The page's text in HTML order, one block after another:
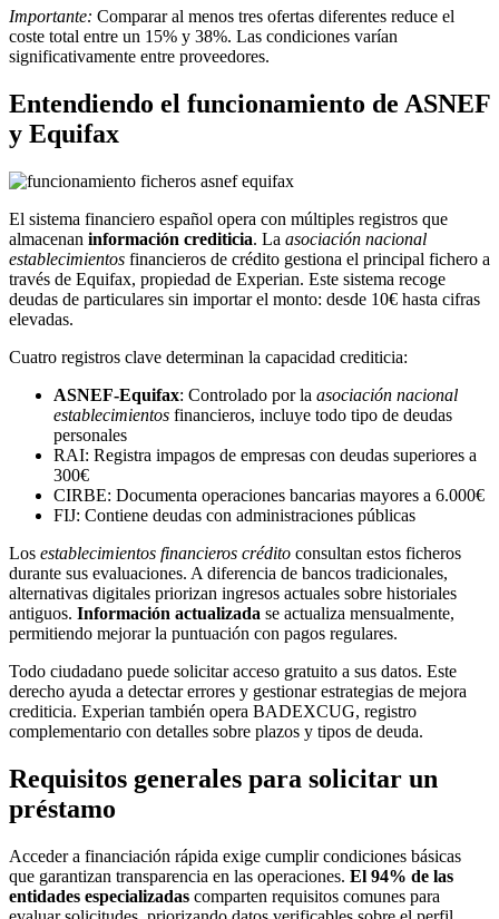
Importante: Comparar al menos tres ofertas diferentes reduce el
coste total entre un 15% y 38%. Las condiciones varían
significativamente entre proveedores.
Entendiendo el funcionamiento de ASNEF
y Equifax
El sistema financiero español opera con múltiples registros que
almacenan información crediticia. La asociación nacional
establecimientos financieros de crédito gestiona el principal fichero a
través de Equifax, propiedad de Experian. Este sistema recoge
deudas de particulares sin importar el monto: desde 10€ hasta cifras
elevadas.
Cuatro registros clave determinan la capacidad crediticia:
ASNEF-Equifax: Controlado por la asociación nacional
establecimientos financieros, incluye todo tipo de deudas
personales
RAI: Registra impagos de empresas con deudas superiores a
300€
CIRBE: Documenta operaciones bancarias mayores a 6.000€
FIJ: Contiene deudas con administraciones públicas
Los establecimientos financieros crédito consultan estos ficheros
durante sus evaluaciones. A diferencia de bancos tradicionales,
alternativas digitales priorizan ingresos actuales sobre historiales
antiguos. Información actualizada se actualiza mensualmente,
permitiendo mejorar la puntuación con pagos regulares.
Todo ciudadano puede solicitar acceso gratuito a sus datos. Este
derecho ayuda a detectar errores y gestionar estrategias de mejora
crediticia. Experian también opera BADEXCUG, registro
complementario con detalles sobre plazos y tipos de deuda.
Requisitos generales para solicitar un
préstamo
Acceder a financiación rápida exige cumplir condiciones básicas
que garantizan transparencia en las operaciones. El 94% de las
entidades especializadas comparten requisitos comunes para